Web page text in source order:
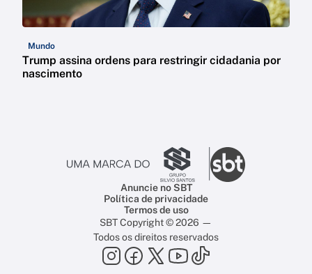
Mundo
Trump assina ordens para restringir cidadania por
nascimento
Anuncie no SBT
Política de privacidade
Termos de uso
SBT Copyright © 2026 —
Todos os direitos reservados